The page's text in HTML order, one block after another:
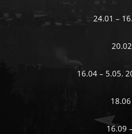
24.01 –
16.04 – 5.05.
16.09